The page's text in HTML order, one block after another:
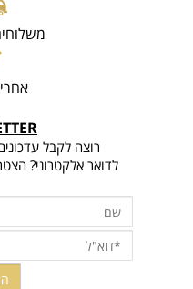
רוצה לקבל
לדואר אלקטרוני?